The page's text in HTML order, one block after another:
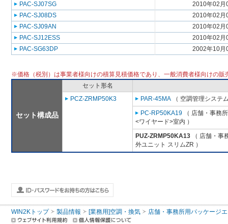
PAC-SJ07SG
2010年02月
PAC-SJ08DS
2010年02月
PAC-SJ09AN
2010年02月
PAC-SJ12ESS
2010年02月
PAC-SG63DP
2002年10月
※価格（税別）は事業者様向けの積算見積価格であり、一般消費者様向けの販
セット構成品
セット形名
PCZ-ZRMP50K3
PAR-45MA （ 空調管理システ
PC-RP50KA19 （ 店舗・事務
<ワイヤード>室内 ）
PUZ-ZRMP50KA13 （ 店舗・事
外ユニット スリムZR ）
WIN2Kトップ 製品情報 [業務用]空調・換気 店舗・事務所用パッケージ